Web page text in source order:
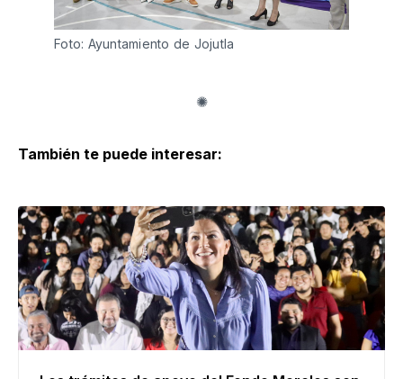
Foto: Ayuntamiento de Jojutla
También te puede interesar: